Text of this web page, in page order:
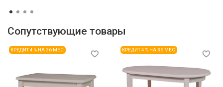
Сопутствующие товары
КРЕДИТ 4 % НА 36 МЕС КРЕДИТ 4 % НА 36 МЕС